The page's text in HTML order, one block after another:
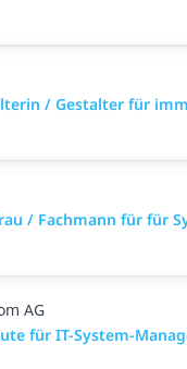
/ Gestalter für
/ Fachmann für für
AG
für IT-System-